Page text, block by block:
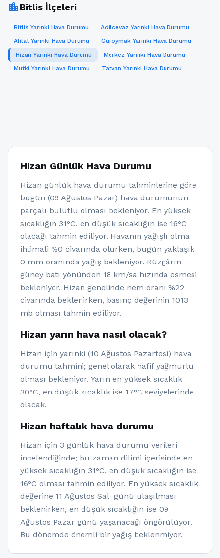
location_cityBitlis İlçeleri
Bitlis Yarınki Hava Durumu
Adilcevaz Yarınki Hava Durumu
Ahlat Yarınki Hava Durumu
Güroymak Yarınki Hava Durumu
Hizan Yarınki Hava Durumu
Merkez Yarınki Hava Durumu
Mutki Yarınki Hava Durumu
Tatvan Yarınki Hava Durumu
Hizan Günlük Hava Durumu
Hizan günlük hava durumu tahminlerine göre
bugün (09 Ağustos Pazar) hava durumunun
parçalı bulutlu olması bekleniyor. En yüksek
sıcaklığın 31°C, en düşük sıcaklığın ise 16°C
olacağı tahmin ediliyor. Havanın yağışlı olma
ihtimali %0 civarında olurken, bugün yaklaşık
0 mm oranında yağış bekleniyor. Rüzgârın
güney batı yönünden 18 km/sa hızında esmesi
bekleniyor. Hizan genelinde nem oranı %22
civarında beklenirken, basınç değerinin 1013
mb olması tahmin ediliyor.
Hizan yarın hava nasıl olacak?
Hizan için yarınki (10 Ağustos Pazartesi) hava
durumu tahmini; genel olarak hafif yağmurlu
olması bekleniyor. Yarın en yüksek sıcaklık
30°C, en düşük sıcaklık ise 17°C seviyelerinde
olacak.
Hizan haftalık hava durumu
Hizan için 3 günlük hava durumu verileri
incelendiğinde; bu zaman dilimi içerisinde en
yüksek sıcaklığın 31°C, en düşük sıcaklığın ise
16°C olması tahmin ediliyor. En yüksek sıcaklık
değerine 11 Ağustos Salı günü ulaşılması
beklenirken, en düşük sıcaklığın ise 09
Ağustos Pazar günü yaşanacağı öngörülüyor.
Bu dönemde önemli bir yağış beklenmiyor.